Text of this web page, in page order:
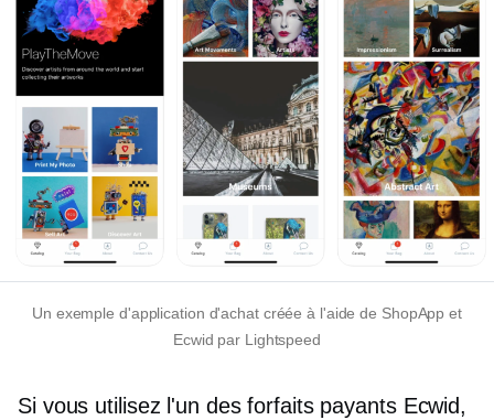
Un exemple d'application d'achat créée à l'aide de ShopApp et
Ecwid par Lightspeed
Si vous utilisez l'un des forfaits payants Ecwid,